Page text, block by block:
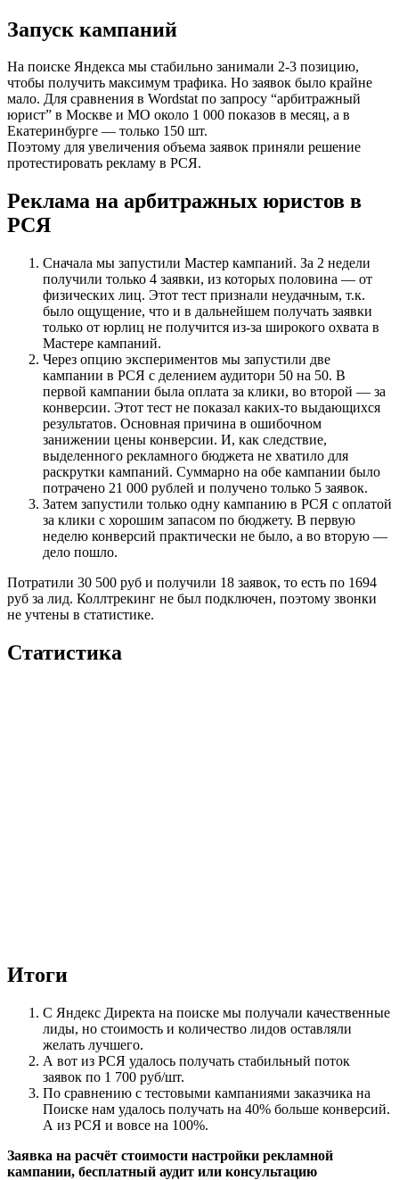
Запуск кампаний
На поиске Яндекса мы стабильно занимали 2-3 позицию,
чтобы получить максимум трафика. Но заявок было крайне
мало. Для сравнения в Wordstat по запросу “арбитражный
юрист” в Москве и МО около 1 000 показов в месяц, а в
Екатеринбурге — только 150 шт.
Поэтому для увеличения объема заявок приняли решение
протестировать рекламу в РСЯ.
Реклама на арбитражных юристов в
РСЯ
Сначала мы запустили Мастер кампаний. За 2 недели
получили только 4 заявки, из которых половина — от
физических лиц. Этот тест признали неудачным, т.к.
было ощущение, что и в дальнейшем получать заявки
только от юрлиц не получится из-за широкого охвата в
Мастере кампаний.
Через опцию экспериментов мы запустили две
кампании в РСЯ с делением аудитори 50 на 50. В
первой кампании была оплата за клики, во второй — за
конверсии. Этот тест не показал каких-то выдающихся
результатов. Основная причина в ошибочном
занижении цены конверсии. И, как следствие,
выделенного рекламного бюджета не хватило для
раскрутки кампаний. Суммарно на обе кампании было
потрачено 21 000 рублей и получено только 5 заявок.
Затем запустили только одну кампанию в РСЯ с оплатой
за клики с хорошим запасом по бюджету. В первую
неделю конверсий практически не было, а во вторую —
дело пошло.
Потратили 30 500 руб и получили 18 заявок, то есть по 1694
руб за лид. Коллтрекинг не был подключен, поэтому звонки
не учтены в статистике.
Статистика
Итоги
С Яндекс Директа на поиске мы получали качественные
лиды, но стоимость и количество лидов оставляли
желать лучшего.
А вот из РСЯ удалось получать стабильный поток
заявок по 1 700 руб/шт.
По сравнению с тестовыми кампаниями заказчика на
Поиске нам удалось получать на 40% больше конверсий.
А из РСЯ и вовсе на 100%.
Posted inКейсы
Заявка на расчёт стоимости настройки рекламной
кампании, бесплатный аудит или консультацию